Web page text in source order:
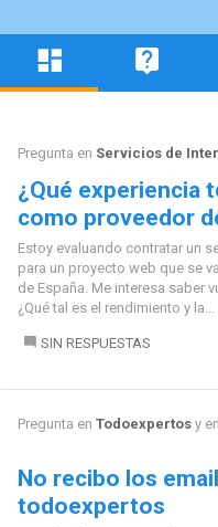
Pregunta en Servicios de
¿Qué experiencia
como proveedor
Estoy evaluando contratar un
para un proyecto web que se
de España. Me interesa saber
¿Qué tal es el rendimiento y la...
SIN RESPUESTAS
Pregunta en Todoexpertosy
No recibo los
todoexpertos